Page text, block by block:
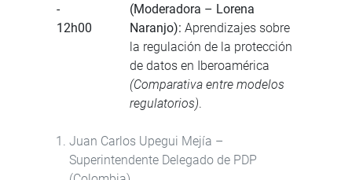
-
12h00
(Moderadora – Lorena
Naranjo): Aprendizajes sobre
la regulación de la protección
de datos en Iberoamérica
(Comparativa entre modelos
regulatorios).
Juan Carlos Upegui Mejía –
Superintendente Delegado de PDP